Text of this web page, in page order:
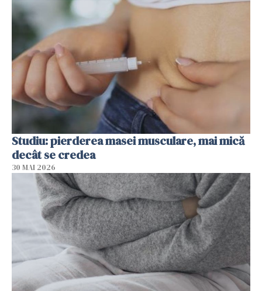
Studiu: pierderea masei musculare, mai mică
decât se credea
30 MAI 2026